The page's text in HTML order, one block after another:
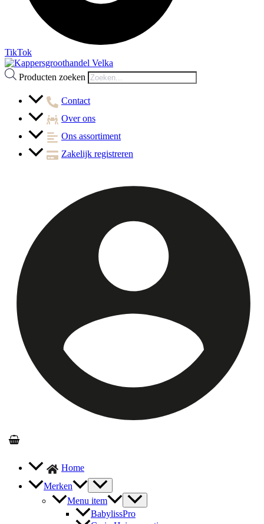
TikTok
Producten zoeken
Contact
Over ons
Ons assortiment
Zakelijk registreren
Home
Merken
Menu item
BabylissPro